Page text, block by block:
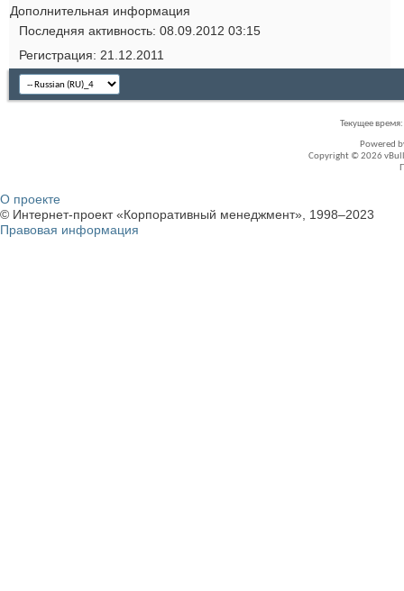
Дополнительная информация
Последняя активность 08.09.2012 03:15
Регистрация 21.12.2011
Текущее время:
Powered
Copyright © 2026
О проекте
© Интернет-проект «Корпоративный менеджмент», 1998–2023
Правовая информация